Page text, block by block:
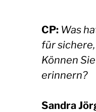
CP: Was
für
Können
erinnern?
Sandra